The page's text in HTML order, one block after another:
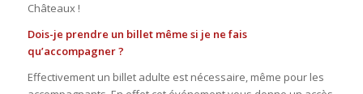
Châteaux !
Dois-je prendre un billet même si je ne fais
qu’accompagner ?
Effectivement un billet adulte est nécessaire, même pour les